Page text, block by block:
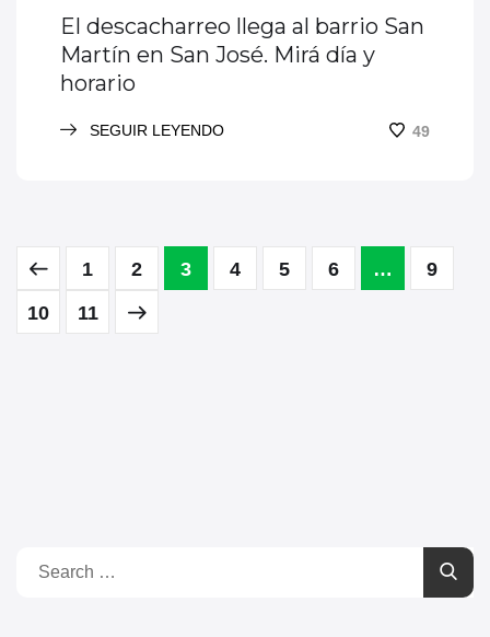
El descacharreo llega al barrio San
Martín en San José. Mirá día y
horario
SEGUIR LEYENDO 49
1 2 3 4 5 6 …
9
10
11